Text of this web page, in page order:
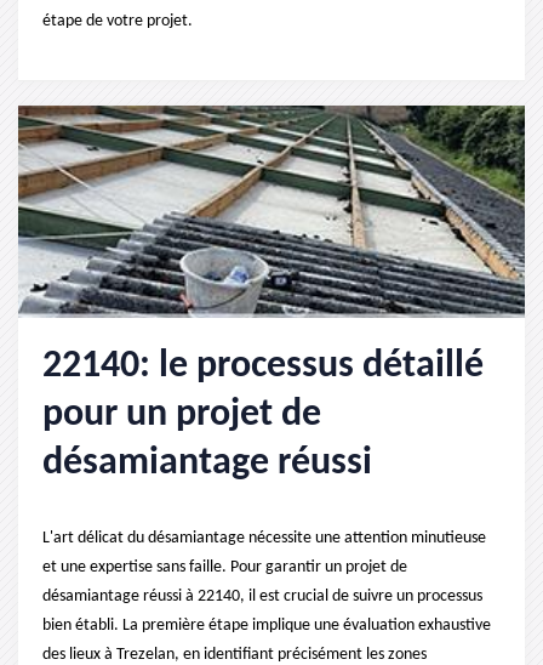
étape de votre projet.
22140: le processus détaillé
pour un projet de
désamiantage réussi
L'art délicat du désamiantage nécessite une attention minutieuse
et une expertise sans faille. Pour garantir un projet de
désamiantage réussi à 22140, il est crucial de suivre un processus
bien établi. La première étape implique une évaluation exhaustive
des lieux à Trezelan, en identifiant précisément les zones